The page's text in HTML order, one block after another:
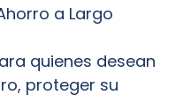
a Largo
quienes desean
proteger su